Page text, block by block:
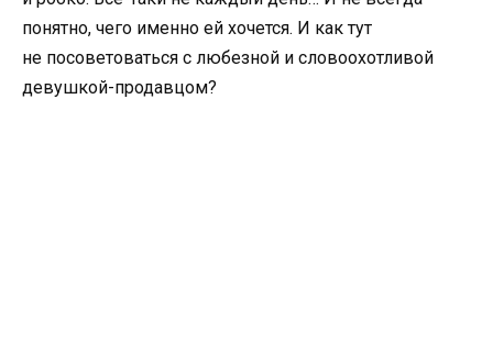
понятно, чего именно ей хочется. И как тут
не посоветоваться с любезной и словоохотливой
девушкой-продавцом?